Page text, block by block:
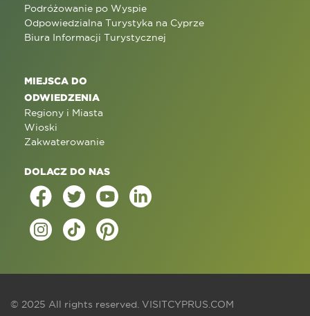
Podróżowanie po Wyspie
Odpowiedzialna Turystyka na Cyprze
Biura Informacji Turystycznej
MIEJSCA DO
ODWIEDZENIA
Regiony i Miasta
Wioski
Zakwaterowanie
DOLACZ DO NAS
© 2025 All rights reserved. VISITCYPRUS.COM